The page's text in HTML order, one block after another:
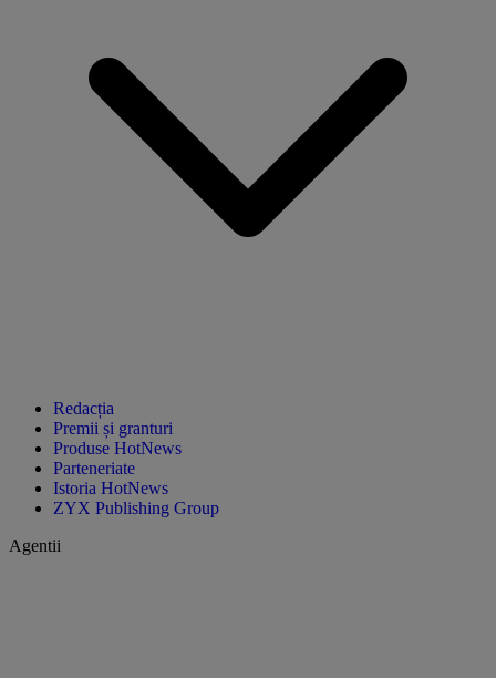
Redacția
Premii și granturi
Produse HotNews
Parteneriate
Istoria HotNews
ZYX Publishing Group
Agentii